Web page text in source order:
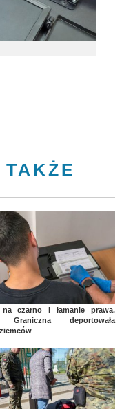
na czarno i łamanie prawa.
Graniczna deportowała